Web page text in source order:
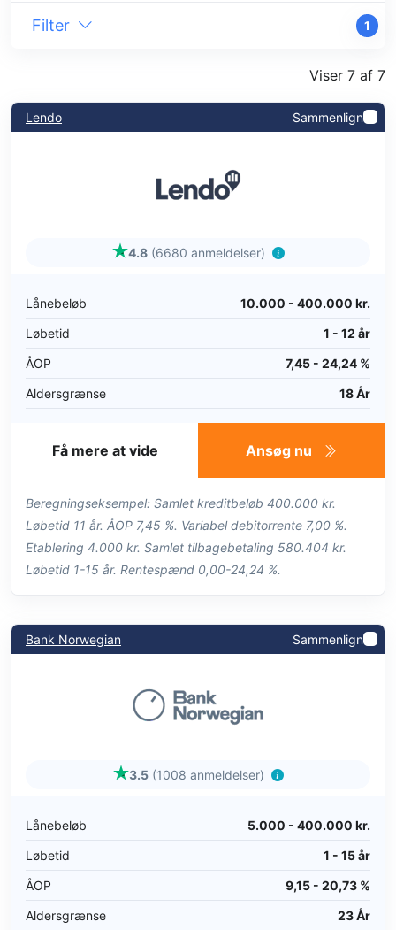
Filter 1
Viser 7 af 7
Lendo Sammenlign
4.8 (6680 anmeldelser)
Lånebeløb
10.000 - 400.000 kr.
Løbetid
1 - 12 år
ÅOP
7,45 - 24,24 %
Aldersgrænse
18 År
Ansøg nu
Få mere at vide
Beregningseksempel: Samlet kreditbeløb 400.000 kr.
Løbetid 11 år. ÅOP 7,45 %. Variabel debitorrente 7,00 %.
Etablering 4.000 kr. Samlet tilbagebetaling 580.404 kr.
Løbetid 1-15 år. Rentespænd 0,00-24,24 %.
Bank Norwegian Sammenlign
3.5 (1008 anmeldelser)
Lånebeløb
5.000 - 400.000 kr.
Løbetid
1 - 15 år
ÅOP
9,15 - 20,73 %
Aldersgrænse
23 År